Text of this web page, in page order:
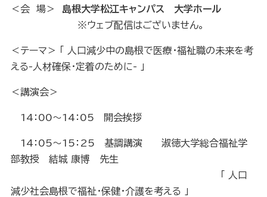
＜会 場＞ 島根大学松江キャンパス 大学ホール
※ウェブ配信はございません。
＜テーマ＞ 「 人口減少中の島根で医療・福祉職の未来を考
える-人材確保・定着のために- 」
＜講演会＞
14：00～14：05 開会挨拶
14：05～15：25 基調講演 淑徳大学総合福祉学
部教授 結城 康博 先生
「 人口
減少社会島根で福祉・保健・介護を考える 」